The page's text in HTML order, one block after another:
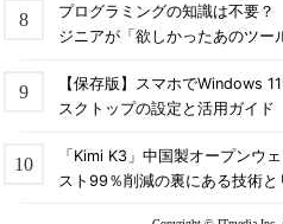
プログラミングの知識は不要
ジニアが「欲しかったあのツー
【保存版】スマホでWindows
スクトップの設定と活用ガイド
「Kimi K3」中国製オープンウ
スト99％削減の裏にある技術と